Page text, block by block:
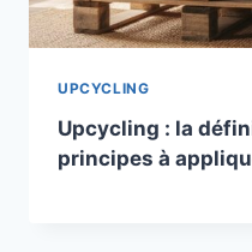
UPCYCLING
Upcycling : la
principes à